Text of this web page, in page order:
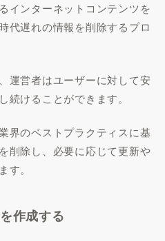
インターネットコンテンツを
代遅れの情報を削除するプロ
運営者はユーザーに対して安
続けることができます。
界のベストプラクティスに基
削除し、必要に応じて更新や
す。
作成する